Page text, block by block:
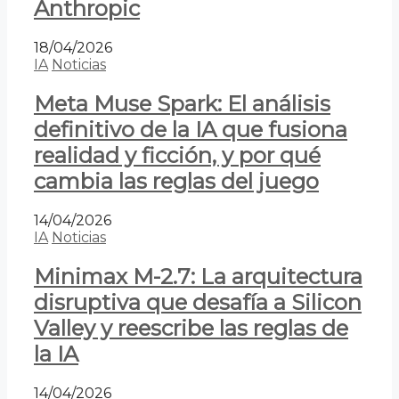
Anthropic
18/04/2026
IA Noticias
Meta Muse Spark: El análisis
definitivo de la IA que fusiona
realidad y ficción, y por qué
cambia las reglas del juego
14/04/2026
IA Noticias
Minimax M-2.7: La arquitectura
disruptiva que desafía a Silicon
Valley y reescribe las reglas de
la IA
14/04/2026